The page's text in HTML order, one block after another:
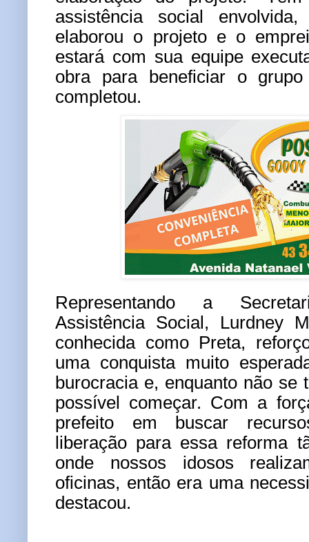
assistência social
elaborou o projeto e o
estará com sua equipe
obra para beneficiar o
completou.
Representando a
Assistência Social, Lurdney
conhecida como Preta,
uma conquista muito
burocracia e, enquanto não se
possível começar. Com a
prefeito em buscar
liberação para essa reforma
onde nossos idosos
oficinas, então era uma
destacou.